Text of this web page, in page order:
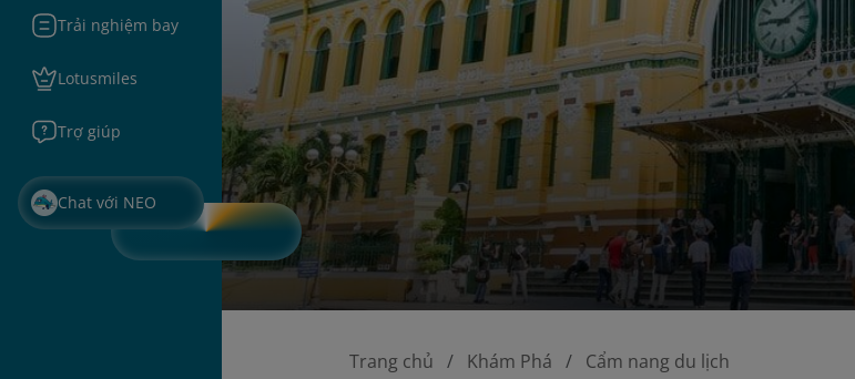
Trải nghiệm bay
Lotusmiles
Trợ giúp
Chat với NEO
Trang chủ Khám Phá
Cẩm nang du lịch